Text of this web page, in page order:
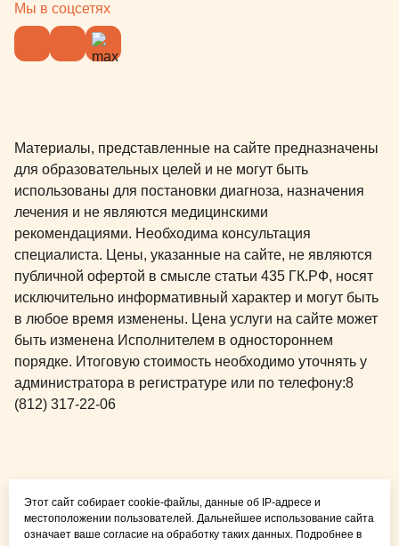
Мы в соцсетях
Материалы, представленные на сайте предназначены
для образовательных целей и не могут быть
использованы для постановки диагноза, назначения
лечения и не являются медицинскими
рекомендациями. Необходима консультация
специалиста. Цены, указанные на сайте, не являются
публичной офертой в смысле статьи 435 ГК.РФ, носят
исключительно информативный характер и могут быть
в любое время изменены. Цена услуги на сайте может
быть изменена Исполнителем в одностороннем
порядке. Итоговую стоимость необходимо уточнять у
администратора в регистратуре или по телефону:8
(812) 317-22-06
детей и взрослых
Этот сайт собирает cookie-файлы, данные об IP-адресе и
местоположении пользователей. Дальнейшее использование сайта
означает ваше согласие на обработку таких данных. Подробнее в